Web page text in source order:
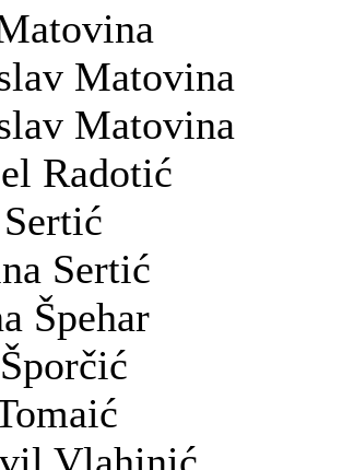
Matovina
Matovina
Radotić
Sertić
Špehar